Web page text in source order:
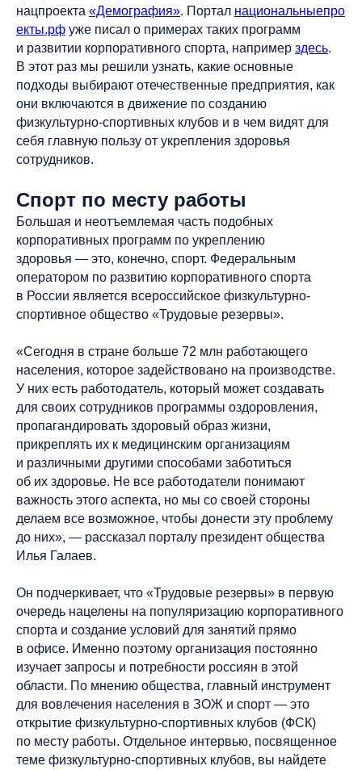
нацпроекта «Демография». Портал национальныепро
екты.рф уже писал о примерах таких программ
и развитии корпоративного спорта, например здесь.
В этот раз мы решили узнать, какие основные
подходы выбирают отечественные предприятия, как
они включаются в движение по созданию
физкультурно-спортивных клубов и в чем видят для
себя главную пользу от укрепления здоровья
сотрудников.
Спорт по месту работы
Большая и неотъемлемая часть подобных
корпоративных программ по укреплению
здоровья — это, конечно, спорт. Федеральным
оператором по развитию корпоративного спорта
в России является всероссийское физкультурно-
спортивное общество «Трудовые резервы».
«Сегодня в стране больше 72 млн работающего
населения, которое задействовано на производстве.
У них есть работодатель, который может создавать
для своих сотрудников программы оздоровления,
пропагандировать здоровый образ жизни,
прикреплять их к медицинским организациям
и различными другими способами заботиться
об их здоровье. Не все работодатели понимают
важность этого аспекта, но мы со своей стороны
делаем все возможное, чтобы донести эту проблему
до них», — рассказал порталу президент общества
Илья Галаев.
Он подчеркивает, что «Трудовые резервы» в первую
очередь нацелены на популяризацию корпоративного
спорта и создание условий для занятий прямо
в офисе. Именно поэтому организация постоянно
изучает запросы и потребности россиян в этой
области. По мнению общества, главный инструмент
для вовлечения населения в ЗОЖ и спорт — это
открытие физкультурно-спортивных клубов (ФСК)
по месту работы. Отдельное интервью, посвященное
теме физкультурно-спортивных клубов, вы найдете